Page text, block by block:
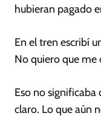
hubieran pagado
En el tren escribí
No quiero que
Eso no significaba
claro. Lo que aún